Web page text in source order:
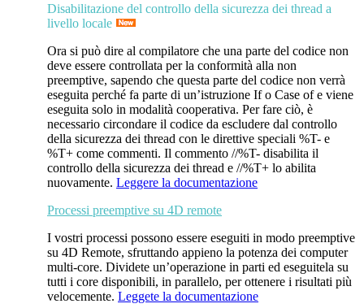
Disabilitazione del controllo della sicurezza dei thread a
livello locale
Ora si può dire al compilatore che una parte del codice non
deve essere controllata per la conformità alla non
preemptive, sapendo che questa parte del codice non verrà
eseguita perché fa parte di un’istruzione Ifo Case ofe viene
eseguita solo in modalità cooperativa. Per fare ciò, è
necessario circondare il codice da escludere dal controllo
della sicurezza dei thread con le direttive speciali %T- e
%T+ come commenti. Il commento //%T- disabilita il
controllo della sicurezza dei thread e //%T+ lo abilita
nuovamente. Leggere la documentazione
Processi preemptive su 4D remote
I vostri processi possono essere eseguiti in modo preemptive
su 4D Remote, sfruttando appieno la potenza dei computer
multi-core. Dividete un’operazione in parti ed eseguitela su
tutti i core disponibili, in parallelo, per ottenere i risultati più
velocemente. Leggete la documentazione